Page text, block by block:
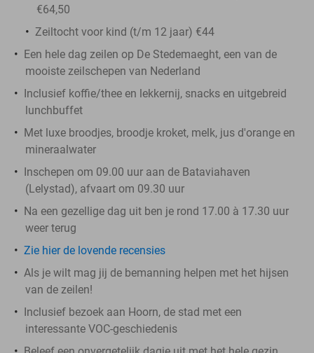
€64,50
Zeiltocht voor kind (t/m 12 jaar) €44
Een hele dag zeilen op De Stedemaeght, een van de
mooiste zeilschepen van Nederland
Inclusief koffie/thee en lekkernij, snacks en uitgebreid
lunchbuffet
Met luxe broodjes, broodje kroket, melk, jus d'orange en
mineraalwater
Inschepen om 09.00 uur aan de Bataviahaven
(Lelystad), afvaart om 09.30 uur
Na een gezellige dag uit ben je rond 17.00 à 17.30 uur
weer terug
Zie hier de lovende recensies
Als je wilt mag jij de bemanning helpen met het hijsen
van de zeilen!
Inclusief bezoek aan Hoorn, de stad met een
interessante VOC-geschiedenis